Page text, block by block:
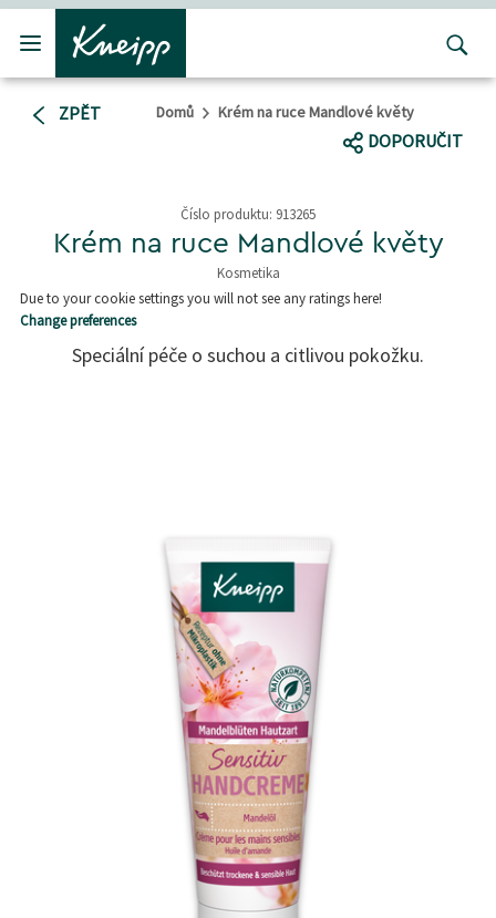
Přejít na hlavní obsah
Přejít na obsah patičky
ZPĚT Domů Krém na ruce Mandlové květy
DOPORUČIT
Číslo produktu: 913265
Krém na ruce Mandlové květy
Kosmetika
5 z 5 hvězd
Due to your cookie settings you will not see any ratings here!
Change preferences
Speciální péče o suchou a citlivou pokožku.